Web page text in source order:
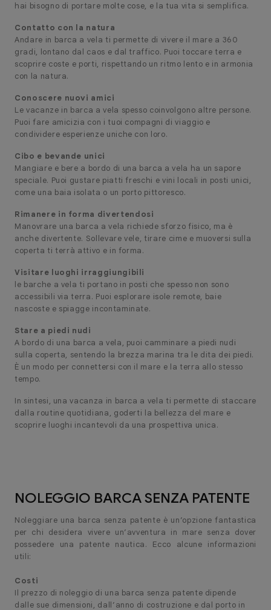
hai bisogno di portare molte cose, e la tua vita si semplifica.
Contatto con la natura
Andare in barca a vela ti permette di vivere il mare a 360
gradi, lontano dal caos e dal traffico. Puoi toccare terra e
scoprire coste e porti, rispettando un ritmo lento e in armonia
con la natura.
Conoscere nuovi amici
Le vacanze in barca a vela spesso coinvolgono altre persone.
Puoi fare amicizia con i tuoi compagni di viaggio e
condividere esperienze uniche con loro.
Cibo e bevande unici
Mangiare e bere a bordo di una barca a vela ha un sapore
speciale. Puoi gustare piatti freschi e vini locali in posti unici,
come una baia isolata o un porto pittoresco.
Rimanere in forma divertendosi
Manovrare una barca a vela richiede sforzo fisico, ma è
anche divertente. Sollevare vele, tirare cime e muoversi sulla
coperta ti terrà attivo e in forma.
Visitare luoghi irraggiungibili
le barche a vela ti portano in posti che spesso non sono
accessibili via terra. Puoi esplorare isole remote, baie
nascoste e spiagge incontaminate.
Stare a piedi nudi
A bordo di una barca a vela, puoi camminare a piedi nudi
sulla coperta, sentendo la brezza marina tra le dita dei piedi.
È un modo per connettersi con il mare e la terra allo stesso
tempo.
In sintesi, una vacanza in barca a vela ti permette di staccare
dalla routine quotidiana, goderti la bellezza del mare e
scoprire luoghi incantevoli da una prospettiva unica.
NOLEGGIO BARCA SENZA PATENTE
Noleggiare una barca senza patente è un’opzione fantastica
per chi desidera vivere un’avventura in mare senza dover
possedere una patente nautica. Ecco alcune informazioni
utili:
Costi
Il prezzo di noleggio di una barca senza patente dipende
dalle sue dimensioni, dall’anno di costruzione e dal porto in